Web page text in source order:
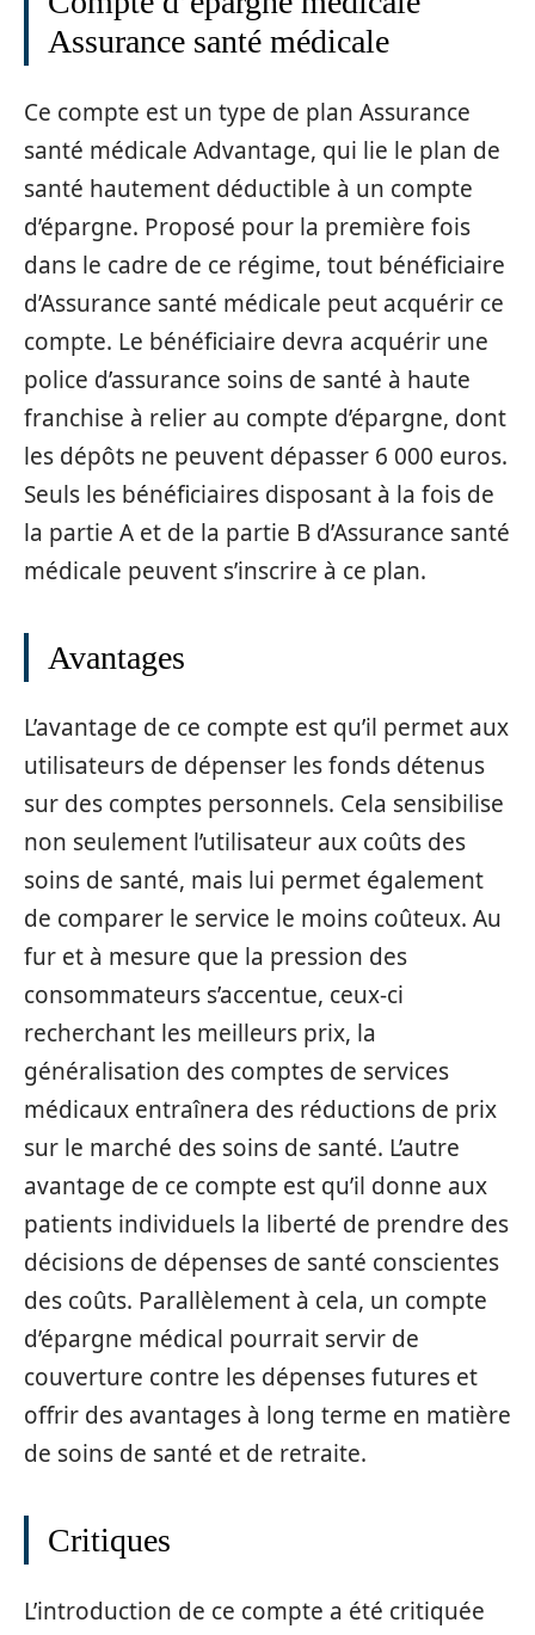
Assurance santé médicale
Ce compte est un type de plan Assurance
santé médicale Advantage, qui lie le plan de
santé hautement déductible à un compte
d’épargne. Proposé pour la première fois
dans le cadre de ce régime, tout bénéficiaire
d’Assurance santé médicale peut acquérir ce
compte. Le bénéficiaire devra acquérir une
police d’assurance soins de santé à haute
franchise à relier au compte d’épargne, dont
les dépôts ne peuvent dépasser 6 000 euros.
Seuls les bénéficiaires disposant à la fois de
la partie A et de la partie B d’Assurance santé
médicale peuvent s’inscrire à ce plan.
Avantages
L’avantage de ce compte est qu’il permet aux
utilisateurs de dépenser les fonds détenus
sur des comptes personnels. Cela sensibilise
non seulement l’utilisateur aux coûts des
soins de santé, mais lui permet également
de comparer le service le moins coûteux. Au
fur et à mesure que la pression des
consommateurs s’accentue, ceux-ci
recherchant les meilleurs prix, la
généralisation des comptes de services
médicaux entraînera des réductions de prix
sur le marché des soins de santé. L’autre
avantage de ce compte est qu’il donne aux
patients individuels la liberté de prendre des
décisions de dépenses de santé conscientes
des coûts. Parallèlement à cela, un compte
d’épargne médical pourrait servir de
couverture contre les dépenses futures et
offrir des avantages à long terme en matière
de soins de santé et de retraite.
Critiques
L’introduction de ce compte a été critiquée